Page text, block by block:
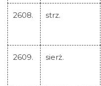
Lista Krzyży M.C.
2608. strz.
2609. sierż.